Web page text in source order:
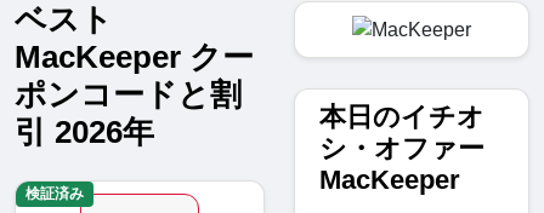
ベスト
MacKeeper クー
ポンコードと割
引 2026年
検証済み
本日のイチオ
シ・オファー
MacKeeper